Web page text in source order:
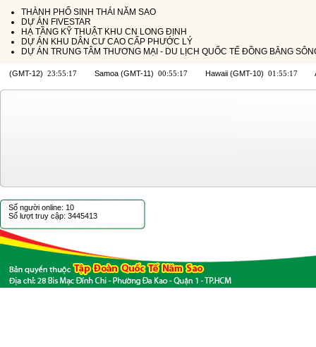
THÀNH PHỐ SINH THÁI NĂM SAO
DỰ ÁN FIVESTAR
HẠ TẦNG KỸ THUẬT KHU CN LONG ĐỊNH
DỰ ÁN KHU DÂN CƯ CAO CẤP PHƯỚC LÝ
DỰ ÁN TRUNG TÂM THƯƠNG MẠI - DU LỊCH QUỐC TẾ ĐỒNG BẰNG
Số người online: 10
Số lượt truy cập: 3445413